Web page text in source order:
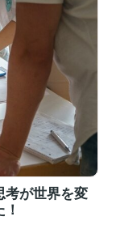
考が世界を変